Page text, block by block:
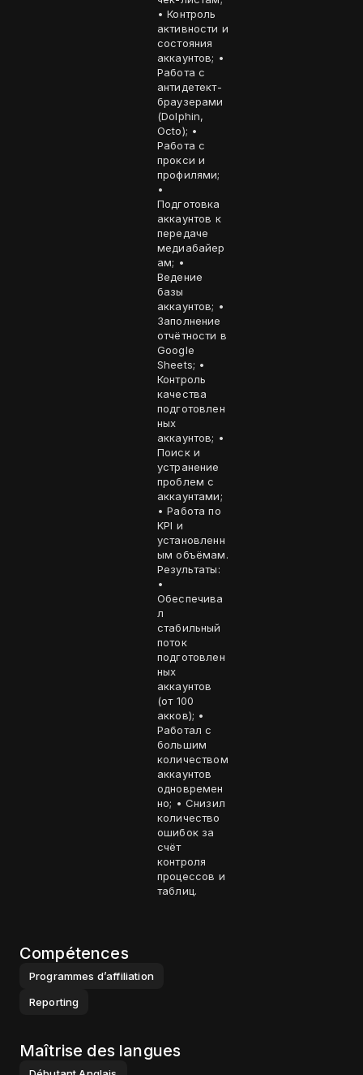
• Контроль
активности и
состояния
аккаунтов; •
Работа с
антидетект-
браузерами
(Dolphin,
Octo); •
Работа с
прокси и
профилями;
•
Подготовка
аккаунтов к
передаче
медиабайер
ам; •
Ведение
базы
аккаунтов; •
Заполнение
отчётности в
Google
Sheets; •
Контроль
качества
подготовлен
ных
аккаунтов; •
Поиск и
устранение
проблем с
аккаунтами;
• Работа по
KPI и
установленн
ым объёмам.
Результаты:
•
Обеспечива
л
стабильный
поток
подготовлен
ных
аккаунтов
(от 100
акков); •
Работал с
большим
количеством
аккаунтов
одновремен
но; • Снизил
количество
ошибок за
счёт
контроля
процессов и
таблиц.
Compétences
Programmes d’affiliation
Reporting
Maîtrise des langues